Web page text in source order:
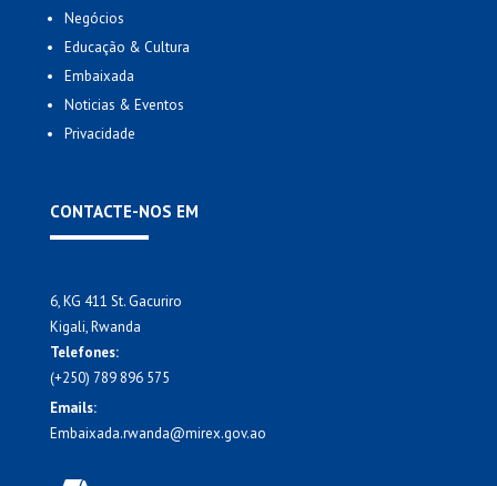
Negócios
Educação & Cultura
Embaixada
Noticias & Eventos
Privacidade
CONTACTE-NOS EM
6, KG 411 St. Gacuriro
Kigali, Rwanda
Telefones:
(+250) 789 896 575
Emails:
Embaixada.rwanda@mirex.gov.ao